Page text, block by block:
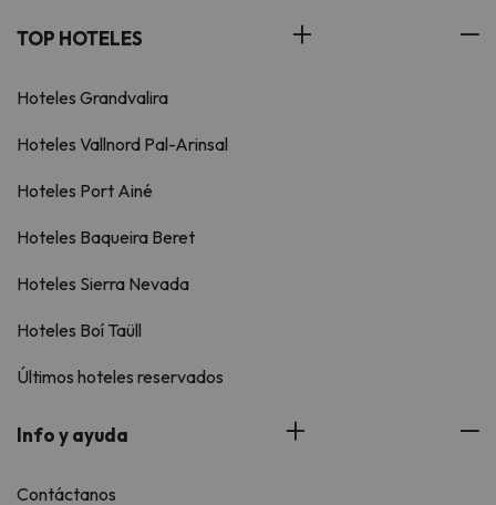
TOP HOTELES
Hoteles Grandvalira
Hoteles Vallnord Pal-Arinsal
Hoteles Port Ainé
Hoteles Baqueira Beret
Hoteles Sierra Nevada
Hoteles Boí Taüll
Últimos hoteles reservados
Info y ayuda
Contáctanos